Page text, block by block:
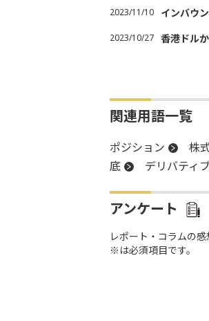
2023/11/10 インバウ
2023/10/27 香港ドル
関連用語一覧
ポジション 株
底
デリバティ
アンケート
レポート・コラムの
※は必須項目です。